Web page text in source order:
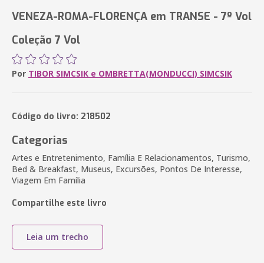
VENEZA-ROMA-FLORENÇA em TRANSE - 7º Vol
Coleção 7 Vol
Por TIBOR SIMCSIK e OMBRETTA(MONDUCCI) SIMCSIK
Código do livro: 218502
Categorias
Artes e Entretenimento, Família E Relacionamentos, Turismo,
Bed & Breakfast, Museus, Excursões, Pontos De Interesse,
Viagem Em Família
Compartilhe este livro
Leia um trecho